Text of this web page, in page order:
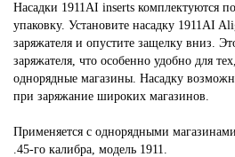
Насадки 1911AI inserts комплектуются
упаковку. Установите насадку 1911AI
заряжателя и опустите защелку вниз.
заряжателя, что особенно удобно для
однорядные магазины. Насадку
при заряжание широких магазинов.
Применяется с однорядными
.45-го калибра, модель 1911.